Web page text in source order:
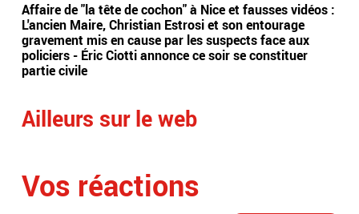
Affaire de "la tête de cochon" à Nice et fausses vidéos :
L'ancien Maire, Christian Estrosi et son entourage
gravement mis en cause par les suspects face aux
policiers - Éric Ciotti annonce ce soir se constituer
partie civile
Ailleurs sur le web
Vos réactions